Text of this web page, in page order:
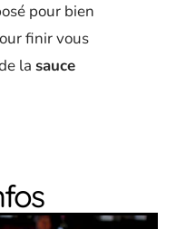
pour bien
finir vous
la sauce